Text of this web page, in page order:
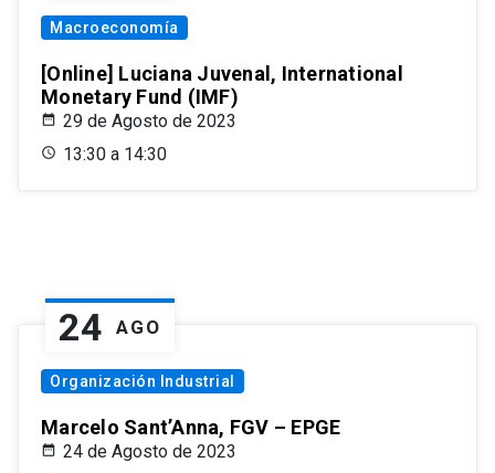
Macroeconomía
[Online] Luciana Juvenal, International
Monetary Fund (IMF)
29 de Agosto de 2023
13:30 a 14:30
24 AGO
Organización Industrial
Marcelo Sant’Anna, FGV – EPGE
24 de Agosto de 2023